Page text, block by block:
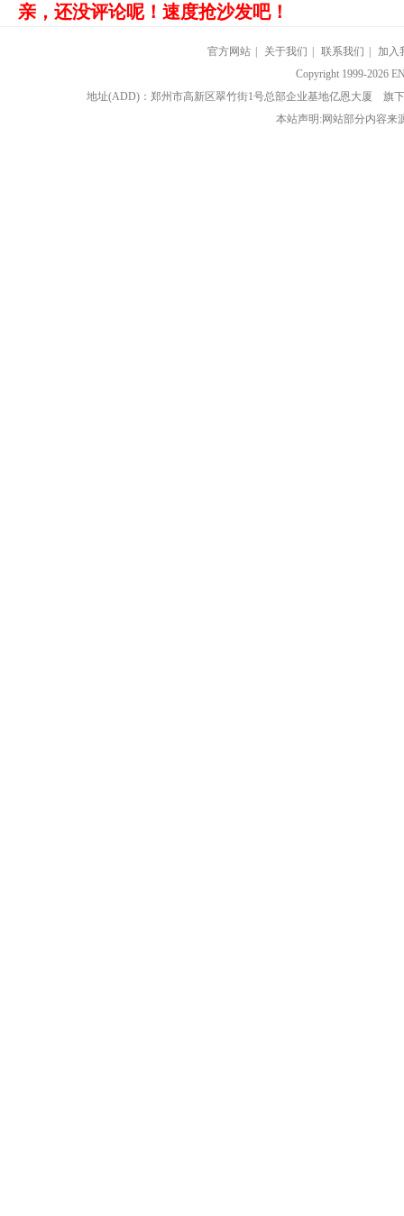
亲，还没评论呢！速度抢沙发吧！
官方网站 关于我们 联系我们
加入
Copyright 1999-2026
地址(ADD)：郑州市高新区翠竹街1号总部企业基地亿恩大厦 旗
本站声明:网站部分内容来